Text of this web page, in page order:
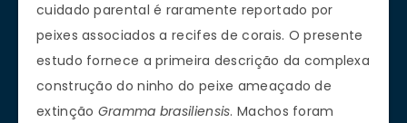
cuidado parental é raramente reportado por
peixes associados a recifes de corais. O presente
estudo fornece a primeira descrição da complexa
construção do ninho do peixe ameaçado de
extinção Gramma brasiliensis. Machos foram